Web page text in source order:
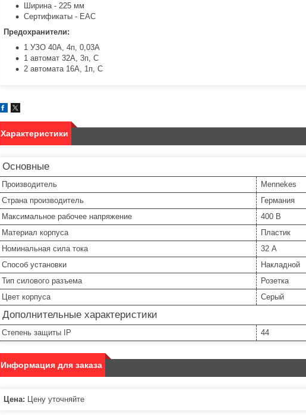
Ширина - 225 мм
Сертификаты - EAC
Предохранители:
1 УЗО 40A, 4п, 0,03A
1 автомат 32A, 3п, C
2 автомата 16A, 1п, C
Характеристики
Основные
Производитель
Mennekes
Страна производитель
Германия
Максимальное рабочее напряжение
400 В
Материал корпуса
Пластик
Номинальная сила тока
32 А
Способ установки
Накладной
Тип силового разъема
Розетка
Цвет корпуса
Серый
Дополнительные характеристики
Степень защиты IP 44
Информация для заказа
Цена: Цену уточняйте